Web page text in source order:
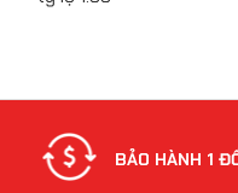
BẢO HÀNH 1